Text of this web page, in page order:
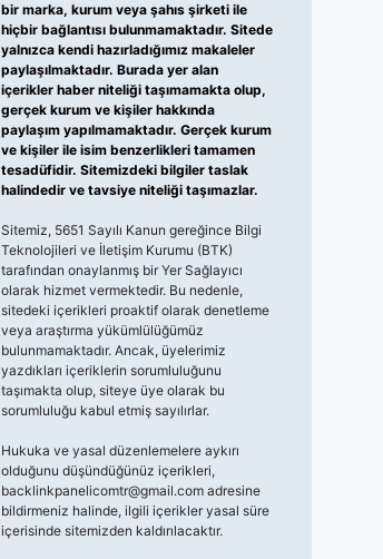
bir marka, kurum veya şahıs şirketi ile
hiçbir bağlantısı bulunmamaktadır. Sitede
yalnızca kendi hazırladığımız makaleler
paylaşılmaktadır. Burada yer alan
içerikler haber niteliği taşımamakta olup,
gerçek kurum ve kişiler hakkında
paylaşım yapılmamaktadır. Gerçek kurum
ve kişiler ile isim benzerlikleri tamamen
tesadüfidir. Sitemizdeki bilgiler taslak
halindedir ve tavsiye niteliği taşımazlar.
Sitemiz, 5651 Sayılı Kanun gereğince Bilgi
Teknolojileri ve İletişim Kurumu (BTK)
tarafından onaylanmış bir Yer Sağlayıcı
olarak hizmet vermektedir. Bu nedenle,
sitedeki içerikleri proaktif olarak denetleme
veya araştırma yükümlülüğümüz
bulunmamaktadır. Ancak, üyelerimiz
yazdıkları içeriklerin sorumluluğunu
taşımakta olup, siteye üye olarak bu
sorumluluğu kabul etmiş sayılırlar.
Hukuka ve yasal düzenlemelere aykırı
olduğunu düşündüğünüz içerikleri,
backlinkpanelicomtr@gmail.comadresine
bildirmeniz halinde, ilgili içerikler yasal süre
içerisinde sitemizden kaldırılacaktır.